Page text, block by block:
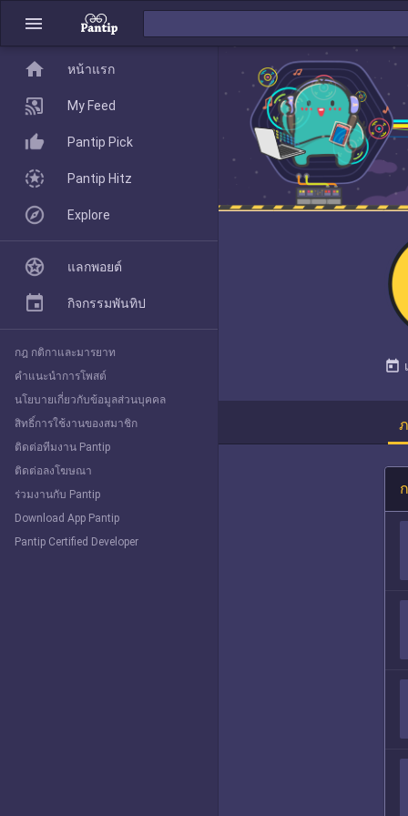
menu
today
home
Pantip Pick
Explore
home หน้าแรก
My Feed
Pantip Pick
Pantip Hitz
Explore
แลกพอยต์
กิจกรรมพันทิป
กฎ กติกาและมารยาท
คำแนะนำการโพสต์
นโยบายเกี่ยวกับข้อมูลส่วนบุคคล
สิทธิ์การใช้งานของสมาชิก
ติดต่อทีมงาน Pantip
ติดต่อลงโฆษณา
ร่วมงานกับ Pantip
Download App Pantip
Pantip Certified Developer